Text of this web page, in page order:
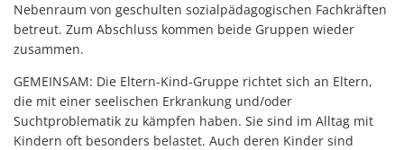
Nebenraum von geschulten sozialpädagogischen Fachkräften
betreut. Zum Abschluss kommen beide Gruppen wieder
zusammen.
GEMEINSAM: Die Eltern-Kind-Gruppe richtet sich an Eltern,
die mit einer seelischen Erkrankung und/oder
Suchtproblematik zu kämpfen haben. Sie sind im Alltag mit
Kindern oft besonders belastet. Auch deren Kinder sind